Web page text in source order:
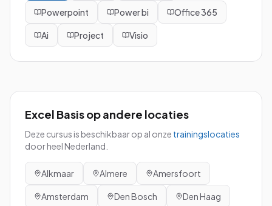
Powerpoint Power bi Office 365
Ai Project Visio
Excel Basisop andere locaties
Deze cursus is beschikbaar op al onze trainingslocaties
door heel Nederland.
Alkmaar Almere Amersfoort
Amsterdam Den Bosch Den Haag